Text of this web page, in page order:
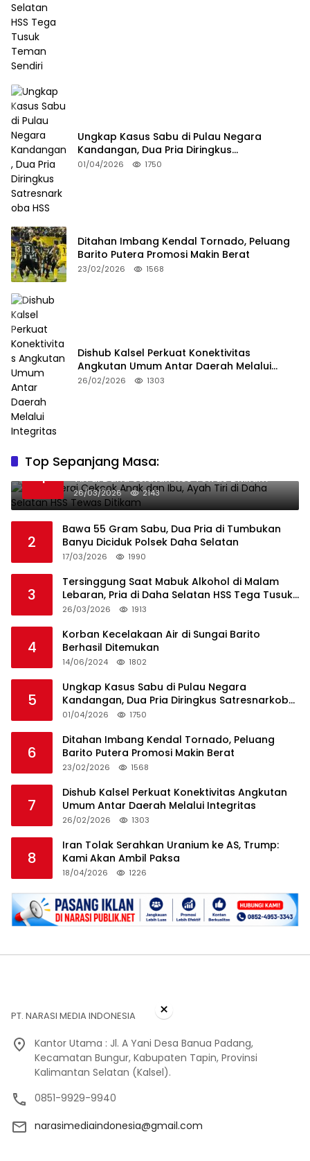
Ungkap Kasus Sabu di Pulau Negara
Kandangan, Dua Pria Diringkus
Satresnarkoba HSS
01/04/2026 1750
Ditahan Imbang Kendal Tornado, Peluang
Barito Putera Promosi Makin Berat
23/02/2026 1568
Dishub Kalsel Perkuat Konektivitas
Angkutan Umum Antar Daerah Melalui
Integritas
26/02/2026 1303
Top Sepanjang Masa:
1
Niat Melerai Cekcok Anak dan Ibu, Ayah
Tiri di Daha Selatan HSS Tewas Ditikam
26/03/2026 2143
2
Bawa 55 Gram Sabu, Dua Pria di Tumbukan
Banyu Diciduk Polsek Daha Selatan
17/03/2026 1990
3
Tersinggung Saat Mabuk Alkohol di Malam
Lebaran, Pria di Daha Selatan HSS Tega Tusuk
Teman Sendiri
26/03/2026 1913
4
Korban Kecelakaan Air di Sungai Barito
Berhasil Ditemukan
14/06/2024 1802
5
Ungkap Kasus Sabu di Pulau Negara
Kandangan, Dua Pria Diringkus Satresnarkoba
HSS
01/04/2026 1750
6
Ditahan Imbang Kendal Tornado, Peluang
Barito Putera Promosi Makin Berat
23/02/2026 1568
7
Dishub Kalsel Perkuat Konektivitas Angkutan
Umum Antar Daerah Melalui Integritas
26/02/2026 1303
8
Iran Tolak Serahkan Uranium ke AS, Trump:
Kami Akan Ambil Paksa
18/04/2026 1226
PT. NARASI MEDIA INDONESIA
Kantor Utama : Jl. A Yani Desa Banua Padang,
Kecamatan Bungur, Kabupaten Tapin, Provinsi
Kalimantan Selatan (Kalsel).
0851-9929-9940
narasimediaindonesia@gmail.com
×